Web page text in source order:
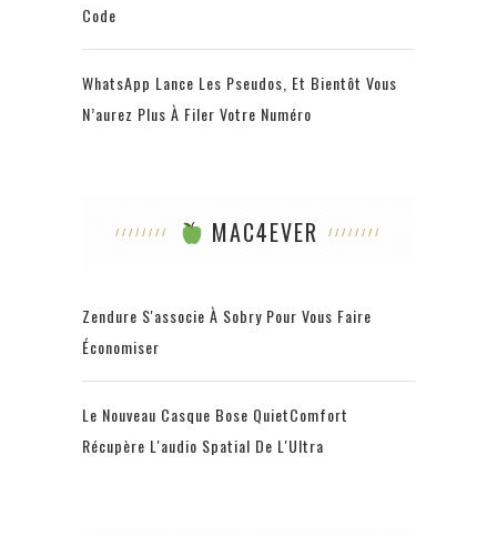
Code
WhatsApp Lance Les Pseudos, Et Bientôt Vous
N’aurez Plus À Filer Votre Numéro
MAC4EVER
Zendure S'associe À Sobry Pour Vous Faire
Économiser
Le Nouveau Casque Bose QuietComfort
Récupère L'audio Spatial De L'Ultra